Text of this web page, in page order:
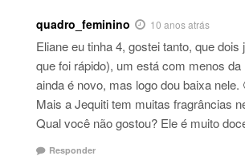
quadro_feminino 10 anos atrás
Eliane eu tinha 4, gostei tanto, que
que foi rápido), um está com menos
ainda é novo, mas logo dou baixa nele.
Mais a Jequiti tem muitas fragrâncias
Qual você não gostou? Ele é muito
Responder